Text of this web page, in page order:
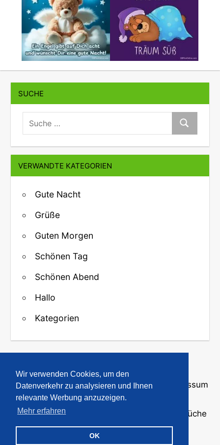
Wir verwenden Cookies, um den
Datenverkehr zu analysieren und Ihnen
relevante Werbung anzuzeigen.
Mehr erfahren
OK
SUCHE
suche:
Suche
VERWANDTE KATEGORIEN
Gute Nacht
Grüße
Guten Morgen
Schönen Tag
Schönen Abend
Hallo
Kategorien
↑ Zurück zum Anfang
Über uns·Kontakt·Datenschutz Impressum
© 2008-2026
· Bilder und Sprüche
für WhatsApp und Profile